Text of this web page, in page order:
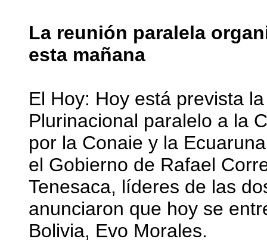
La reunión paralela
esta mañana
El Hoy: Hoy está prevista
Plurinacional paralelo a la
por la Conaie y la
el Gobierno de Rafael
Tenesaca, líderes de las
anunciaron que hoy se
Bolivia, Evo Morales.